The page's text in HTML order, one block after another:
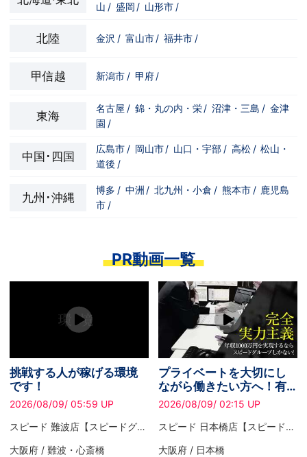
山 / 盛岡 / 山形市 /
北陸 金沢 / 富山市 / 福井市 /
甲信越 新潟市 / 甲府 /
東海
名古屋 / 錦・丸の内・栄 / 沼津・三島 / 金津
園 /
中国･四国
広島市 / 岡山市 / 山口・宇部 / 高松 / 松山・
道後 /
九州･沖縄
博多 / 中洲 / 北九州・小倉 / 熊本市 / 鹿児島
市 /
PR動画一覧
ベートを大切にし
働きたい方へ！有
あり
09/ 02:15 UP
スピード 日本橋店【スピードグループ】
日本橋
長く働きたくなる職場の
魅力をお伝えします。
2026/08/09/ 07:51 UP
大阪回春性感エステティーク 谷九店【スピードグループ】
大阪府 / 谷町九丁目・天王寺
応募条
最短で
エコ天